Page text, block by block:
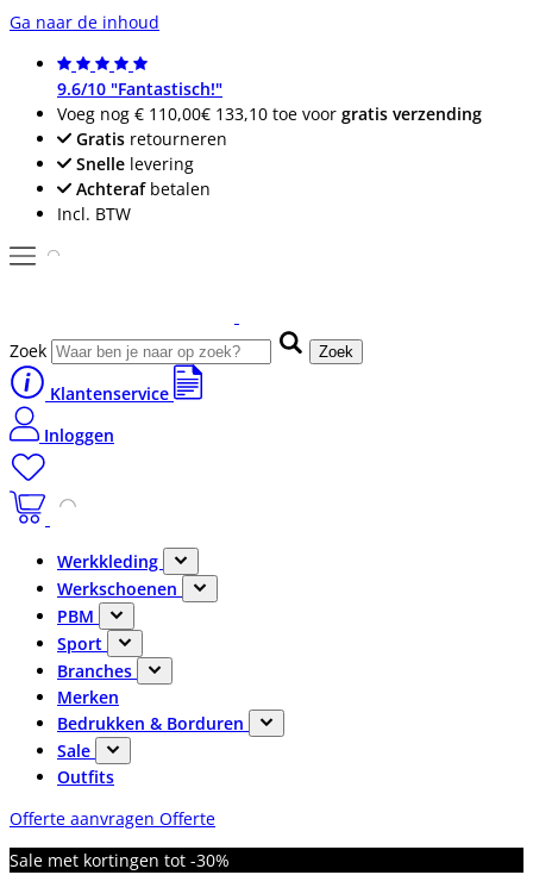
Ga naar de inhoud
9.6/10 "Fantastisch!"
Voeg nog € 110,00€ 133,10 toe voor gratis verzending
Gratis retourneren
Snelle levering
Achterafbetalen
Incl. BTW
Zoek Zoek
Klantenservice
Inloggen
Werkkleding
Werkschoenen
PBM
Sport
Branches
Merken
Bedrukken & Borduren
Sale
Outfits
Offerte aanvragen Offerte
Sale met kortingen tot -30%